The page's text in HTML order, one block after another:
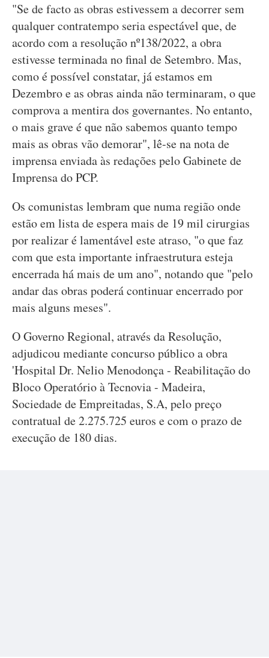
"Se de facto as obras estivessem a decorrer sem
qualquer contratempo seria espectável que, de
acordo com a resolução nº138/2022, a obra
estivesse terminada no final de Setembro. Mas,
como é possível constatar, já estamos em
Dezembro e as obras ainda não terminaram, o que
comprova a mentira dos governantes. No entanto,
o mais grave é que não sabemos quanto tempo
mais as obras vão demorar", lê-se na nota de
imprensa enviada às redações pelo Gabinete de
Imprensa do PCP.
Os comunistas lembram que numa região onde
estão em lista de espera mais de 19 mil cirurgias
por realizar é lamentável este atraso, "o que faz
com que esta importante infraestrutura esteja
encerrada há mais de um ano", notando que "pelo
andar das obras poderá continuar encerrado por
mais alguns meses".
O Governo Regional, através da Resolução,
adjudicou mediante concurso público a obra
'Hospital Dr. Nelio Menodonça - Reabilitação do
Bloco Operatório à Tecnovia - Madeira,
Sociedade de Empreitadas, S.A, pelo preço
contratual de 2.275.725 euros e com o prazo de
execução de 180 dias.